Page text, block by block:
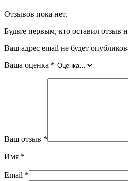
Отзывов пока нет.
Будьте первым, кто оставил отзыв
Ваш адрес email не будет
Ваша оценка *
Ваш отзыв *
Имя *
Email *